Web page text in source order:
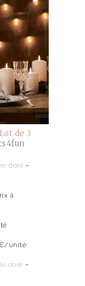
Lot de 3
doré –
à
unité
doré –